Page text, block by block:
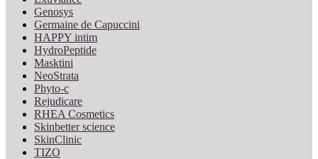
Genosys
Germaine de Capuccini
HAPPY intim
HydroPeptide
Masktini
NeoStrata
Phyto-c
Rejudicare
RHEA Cosmetics
Skinbetter science
SkinСlinic
TIZO